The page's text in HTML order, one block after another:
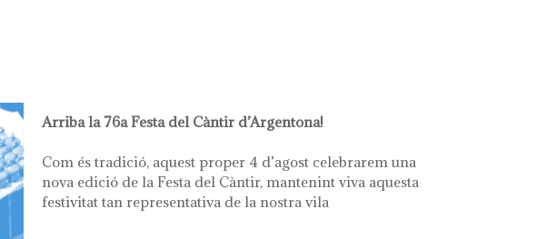
Arriba la 76a Festa del Càntir d’Argentona!
Com és tradició, aquest proper 4 d’agost celebrarem una
nova edició de la Festa del Càntir, mantenint viva aquesta
festivitat tan representativa de la nostra vila